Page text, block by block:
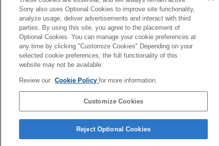
動画の音声を記録する
動画を撮影しながら静止画を切り出す
TC/UB設定
画像と音声をライブ配信する
カメラをカスタマイズする
再生する
カメラの設定を変更する
スマートフォンでできること
クラウドサービスを利用する
故障かな？と思ったら
ガンマ表示アシスト方式
HLG静止画
カー表示（動画）
ガンマ表示アシスト
TP1002132894
言語選択ページへ
Copyright 2026 Sony Corporation
Sony also uses Optional Cookies to improve site functionality,
analyze usage, deliver advertisements and interact with third
parties. By using this site, you agree to the placement of
Optional Cookies. You can manage your cookie preferences at
any time by clicking "Customize Cookies" Depending on your
selected cookie preferences, the full functionality of this
website may not be available.
Review our Cookie Policyfor more information.
Customize Cookies
Reject Optional Cookies